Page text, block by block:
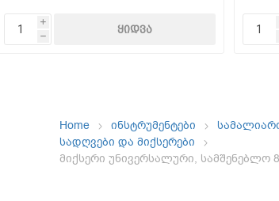
i
h
Home ინსტრუმენტები
სადღვები და მიქსერები
მიქსერი უნივერსალური, სამშენებლო